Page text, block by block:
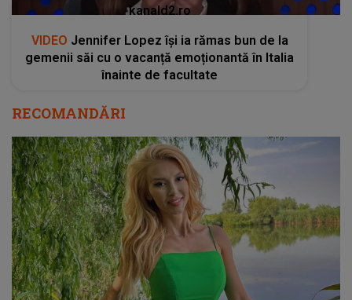
kanald2.ro
VIDEO Jennifer Lopez își ia rămas bun de la
gemenii săi cu o vacanță emoționantă în Italia
înainte de facultate
RECOMANDĂRI